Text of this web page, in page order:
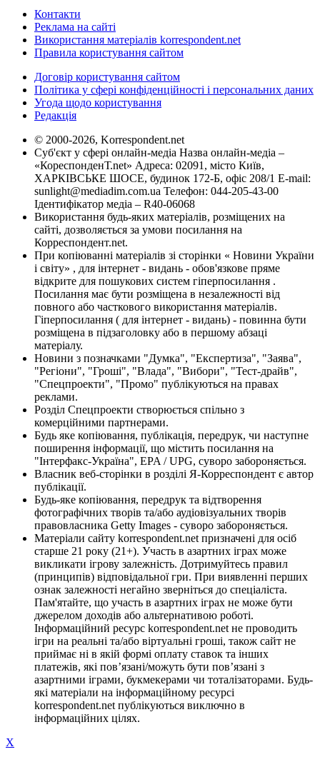
Контакти
Реклама на сайті
Використання матеріалів korrespondent.net
Правила користування сайтом
Договір користування сайтом
Політика у сфері конфіденційності і персональних даних
Угода щодо користування
Редакція
© 2000-2026, Korrespondent.net
Суб'єкт у сфері онлайн-медіа Назва онлайн-медіа –
«КореспонденТ.net» Адреса: 02091, місто Київ,
ХАРКІВСЬКЕ ШОСЕ, будинок 172-Б, офіс 208/1 E-mail:
sunlight@mediadim.com.ua Телефон: 044-205-43-00
Ідентифікатор медіа – R40-06068
Використання будь-яких матеріалів, розміщених на
сайті, дозволяється за умови посилання на
Корреспондент.net.
При копіюванні матеріалів зі сторінки « Новини України
і світу» , для інтернет - видань - обов'язкове пряме
відкрите для пошукових систем гіперпосилання .
Посилання має бути розміщена в незалежності від
повного або часткового використання матеріалів.
Гіперпосилання ( для інтернет - видань) - повинна бути
розміщена в підзаголовку або в першому абзаці
матеріалу.
Новини з позначками "Думка", "Експертиза", "Заява",
"Регіони", "Гроші", "Влада", "Вибори", "Тест-драйв",
"Спецпроекти", "Промо" публікуються на правах
реклами.
Розділ Спецпроекти створюється спільно з
комерційними партнерами.
Будь яке копіювання, публікація, передрук, чи наступне
поширення інформації, що містить посилання на
"Інтерфакс-Україна", EPA / UPG, суворо забороняється.
Власник веб-сторінки в розділі Я-Корреспондент є автор
публікації.
Будь-яке копіювання, передрук та відтворення
фотографічних творів та/або аудіовізуальних творів
правовласника Getty Images - суворо забороняється.
Матеріали сайту korrespondent.net призначені для осіб
старше 21 року (21+). Участь в азартних іграх може
викликати ігрову залежність. Дотримуйтесь правил
(принципів) відповідальної гри. При виявленні перших
ознак залежності негайно зверніться до спеціаліста.
Пам'ятайте, що участь в азартних іграх не може бути
джерелом доходів або альтернативою роботі.
Інформаційний ресурс korrespondent.net не проводить
ігри на реальні та/або віртуальні гроші, також сайт не
приймає ні в якій формі оплату ставок та інших
платежів, які пов’язані/можуть бути пов’язані з
азартними іграми, букмекерами чи тоталізаторами. Будь-
які матеріали на інформаційному ресурсі
korrespondent.net публікуються виключно в
інформаційних цілях.
X